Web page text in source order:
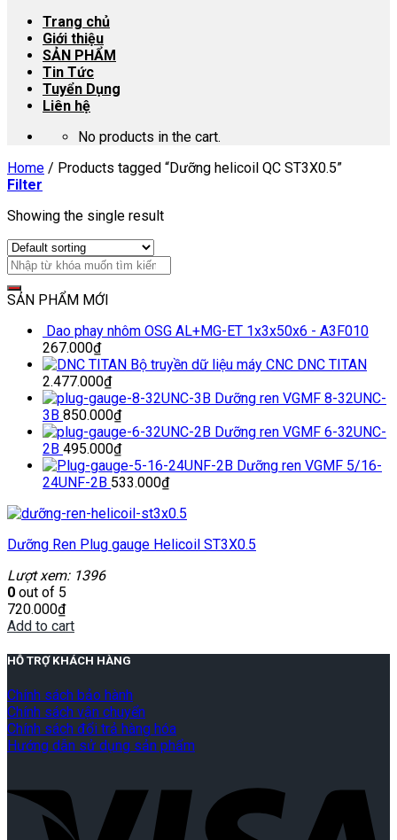
Trang chủ
Giới thiệu
SẢN PHẨM
Tin Tức
Tuyển Dụng
Liên hệ
No products in the cart.
Home / Products tagged “Dưỡng helicoil QC ST3X0.5”
Filter
Showing the single result
SẢN PHẨM MỚI
Dao phay nhôm OSG AL+MG-ET 1x3x50x6 - A3F010
267.000₫
Bộ truyền dữ liệu máy CNC DNC TITAN
2.477.000₫
Dưỡng ren VGMF 8-32UNC-
3B 850.000₫
Dưỡng ren VGMF 6-32UNC-
2B 495.000₫
Dưỡng ren VGMF 5/16-
24UNF-2B 533.000₫
Dưỡng Ren Plug gauge Helicoil ST3X0.5
Lượt xem: 1396
0 out of 5
720.000₫
Add to cart
HỖ TRỢ KHÁCH HÀNG
Chính sách bảo hành
Chính sách vận chuyển
Chính sách đổi trả hàng hóa
Hướng dẫn sử dụng sản phẩm